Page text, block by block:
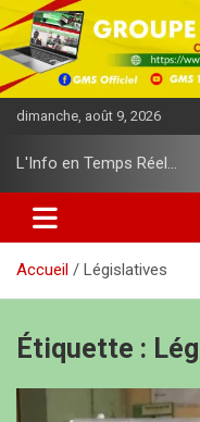
l
l
e
r
o
t
dimanche, août 9, 2026
L'Info en Temps Réel…
Accueil Législatives
Étiquette :